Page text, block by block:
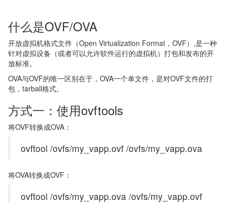
什么是OVF/OVA
开放虚拟机格式文件（Open Virtualization Format，OVF）,是一种
针对虚拟设备（或者可以允许软件运行的虚拟机）打包和发布的开
放标准。
OVA与OVF的唯一区别在于，OVA一个单文件，是对OVF文件的打
包，tarball格式。
方式一：使用ovftools
将OVF转换成OVA：
ovftool /ovfs/my_vapp.ovf /ovfs/my_vapp.ova
将OVA转换成OVF：
ovftool /ovfs/my_vapp.ova /ovfs/my_vapp.ovf